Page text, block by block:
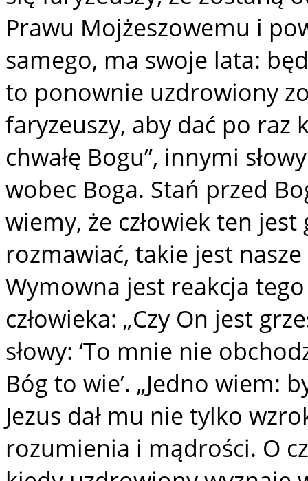
Prawu Mojżeszowemu i
samego, ma swoje lata:
to ponownie uzdrowiony
faryzeuszy, aby dać po raz
chwałę Bogu”, innymi
wobec Boga. Stań przed
wiemy, że człowiek ten
rozmawiać, takie jest
Wymowna jest reakcja
człowieka: „Czy On jest
słowy: ‘To mnie nie
Bóg to wie’. „Jedno wiem:
Jezus dał mu nie tylko
rozumienia i mądrości. O